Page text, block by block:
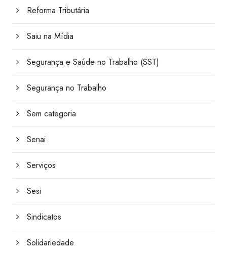
Reforma Tributária
Saiu na Mídia
Segurança e Saúde no Trabalho (SST)
Segurança no Trabalho
Sem categoria
Senai
Serviços
Sesi
Sindicatos
Solidariedade